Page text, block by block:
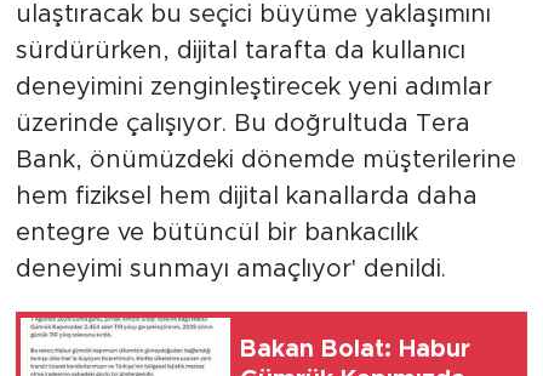
ulaştıracak bu seçici büyüme yaklaşımını
sürdürürken, dijital tarafta da kullanıcı
deneyimini zenginleştirecek yeni adımlar
üzerinde çalışıyor. Bu doğrultuda Tera
Bank, önümüzdeki dönemde müşterilerine
hem fiziksel hem dijital kanallarda daha
entegre ve bütüncül bir bankacılık
deneyimi sunmayı amaçlıyor' denildi.
Bakan Bolat: Habur